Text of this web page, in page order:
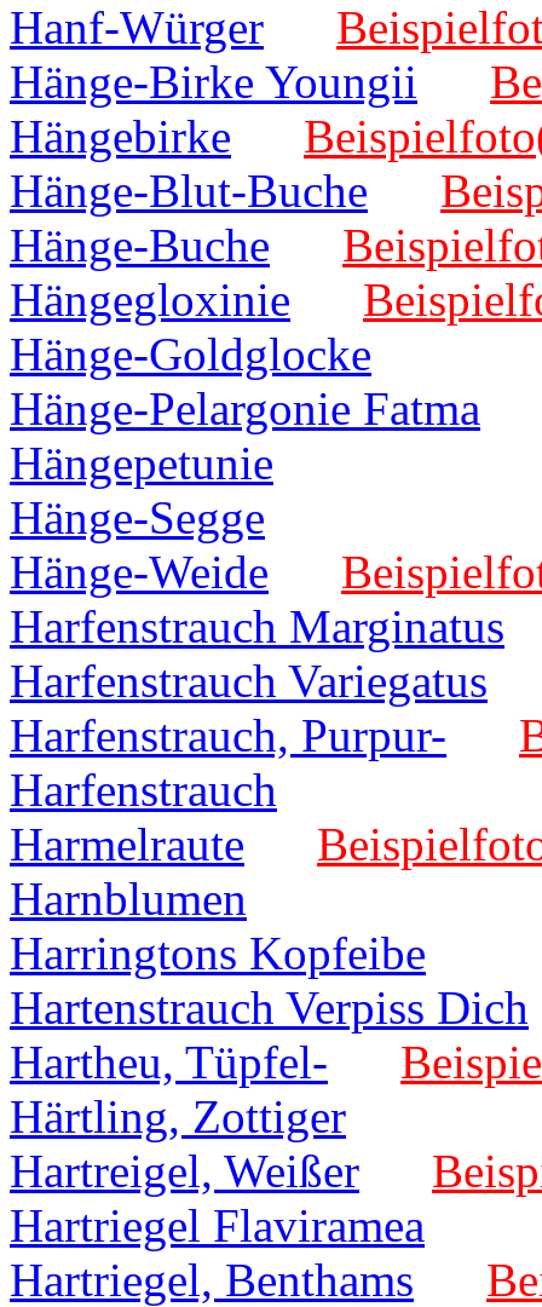
Hanf-Würger
Hänge-Birke Youngii
Hängebirke
Hänge-Blut-Buche
Hänge-Buche
Hängegloxinie
Hänge-Goldglocke
Hänge-Pelargonie Fatma
Hängepetunie
Hänge-Segge
Hänge-Weide
Harfenstrauch Marginatus
Harfenstrauch Variegatus
Harfenstrauch, Purpur-
Harfenstrauch
Harmelraute
Harnblumen
Harringtons Kopfeibe
Hartenstrauch Verpiss Dich
Hartheu, Tüpfel-
Härtling, Zottiger
Hartreigel, Weißer
Hartriegel Flaviramea
Hartriegel, Benthams